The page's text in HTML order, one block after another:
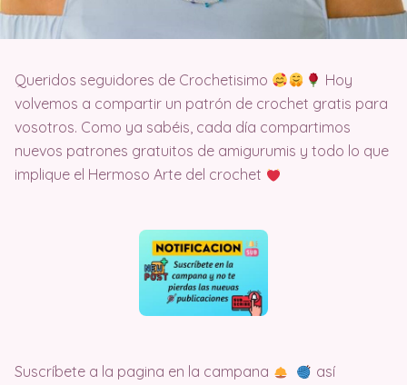
Queridos seguidores de Crochetisimo
Hoy
volvemos a compartir un patrón de crochet gratis para
vosotros. Como ya sabéis, cada día compartimos
nuevos patrones gratuitos de amigurumis y todo lo que
implique el Hermoso Arte del crochet
Suscríbete a la pagina en la campana
así